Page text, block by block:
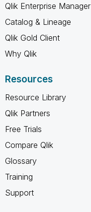
Qlik Enterprise Manager
Catalog & Lineage
Qlik Gold Client
Why Qlik
Resources
Resource Library
Qlik Partners
Free Trials
Compare Qlik
Glossary
Training
Support